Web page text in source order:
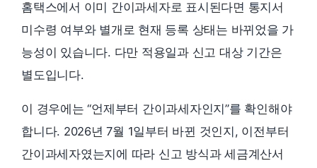
홈택스에서 이미 간이과세자로 표시된다면 통지서
미수령 여부와 별개로 현재 등록 상태는 바뀌었을 가
능성이 있습니다. 다만 적용일과 신고 대상 기간은
별도입니다.
이 경우에는 “언제부터 간이과세자인지”를 확인해야
합니다. 2026년 7월 1일부터 바뀐 것인지, 이전부터
간이과세자였는지에 따라 신고 방식과 세금계산서